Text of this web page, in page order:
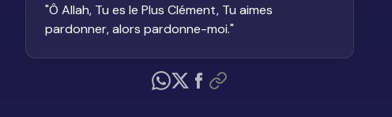
"Ô Allah, Tu es le Plus Clément, Tu aimes
pardonner, alors pardonne-moi."